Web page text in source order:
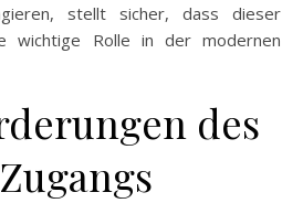
stellt sicher, dass dieser
wichtige Rolle in der modernen
des